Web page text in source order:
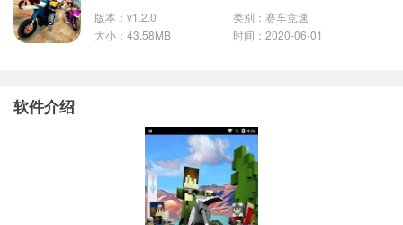
版本：v1.2.0
类别：赛车竞速
大小：43.58MB
时间：2020-06-01
软件介绍